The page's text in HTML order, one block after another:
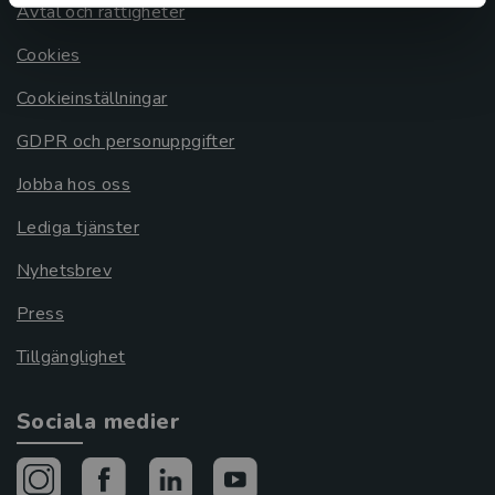
Avtal och rättigheter
Cookies
Cookieinställningar
GDPR och personuppgifter
Jobba hos oss
Lediga tjänster
Nyhetsbrev
Press
Tillgänglighet
Sociala medier